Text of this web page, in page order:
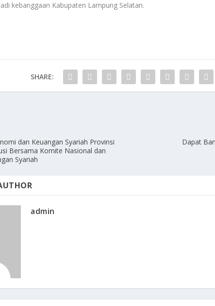
kebanggaan Kabupaten Lampung Selatan.
SHARE:
dan Keuangan Syariah Provinsi
Bersama Komite Nasional dan
Syariah
Dapat
admin